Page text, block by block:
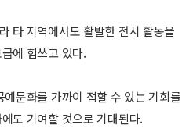
타 지역에서도 활발한 전시 활동을
에 힘쓰고 있다.
문화를 가까이 접할 수 있는 기회를
도 기여할 것으로 기대된다.